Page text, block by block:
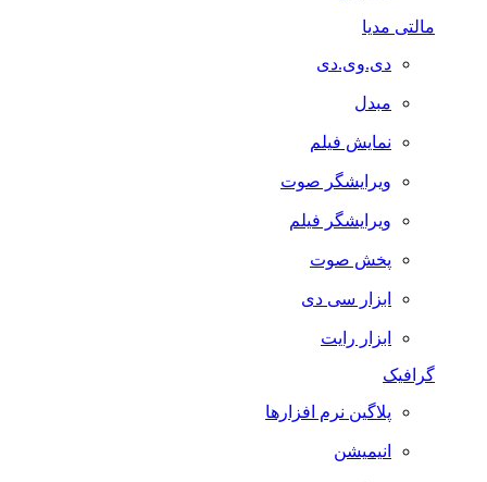
مالتی مدیا
دی.وی.دی
مبدل
نمایش فیلم
ویرایشگر صوت
ویرایشگر فیلم
پخش صوت
ابزار سی دی
ابزار رایت
گرافیک
پلاگین نرم افزارها
انیمیشن